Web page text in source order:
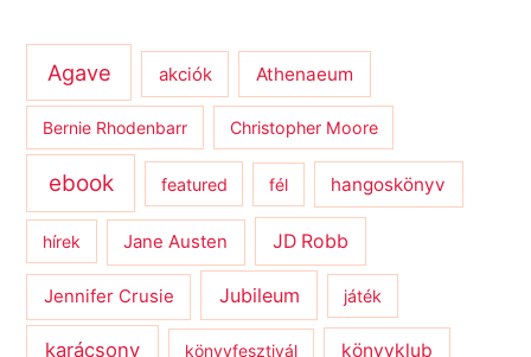
Agave akciók Athenaeum
Bernie Rhodenbarr Christopher Moore
ebook featured fél hangoskönyv
hírek Jane Austen JD Robb
Jennifer Crusie Jubileum játék
karácsony könyvfesztivál könyvklub